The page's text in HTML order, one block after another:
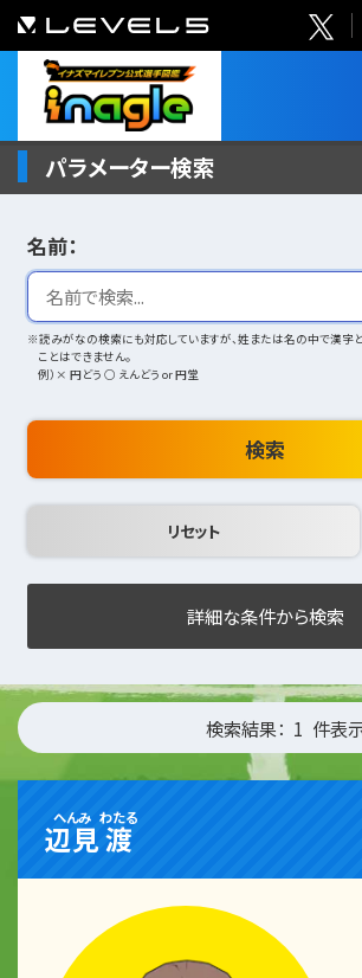
パラメーター検索
名前：
※読みがなの検索にも対応していますが、姓または名の中で漢字
ことはできません。
例）× 円どう ○ えんどう or 円堂
検索
詳細な条件から検索
検索結果： 1 件表
辺見
へんみ
渡
わたる